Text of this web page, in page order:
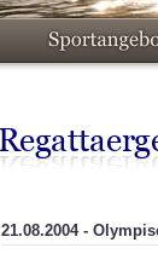
21.08.2004 -